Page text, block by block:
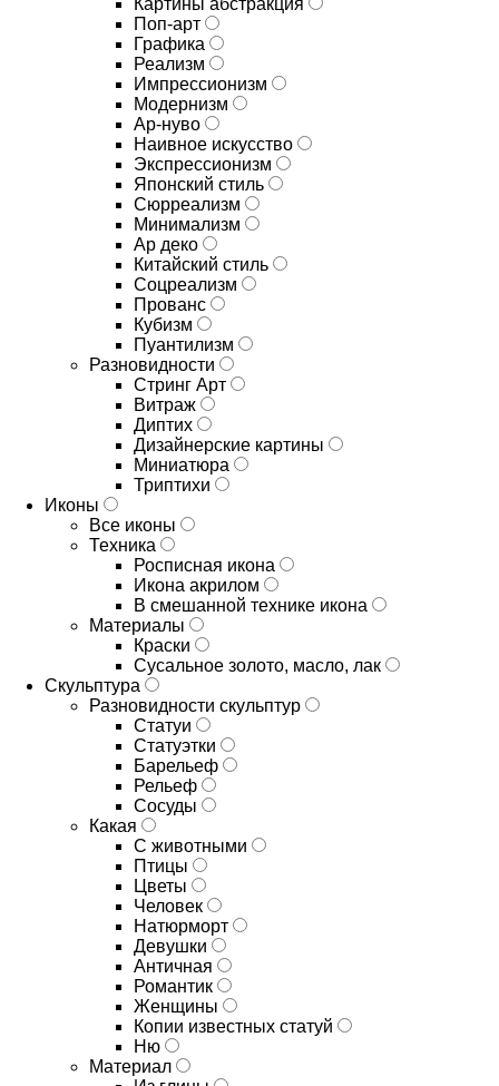
Картины абстракция
Поп-арт
Графика
Реализм
Импрессионизм
Модернизм
Ар-нуво
Наивное искусство
Экспрессионизм
Японский стиль
Сюрреализм
Минимализм
Ар деко
Китайский стиль
Соцреализм
Прованс
Кубизм
Пуантилизм
Разновидности
Стринг Арт
Витраж
Диптих
Дизайнерские картины
Миниатюра
Триптихи
Иконы
Все иконы
Техника
Росписная икона
Икона акрилом
В смешанной технике икона
Материалы
Краски
Сусальное золото, масло, лак
Скульптура
Разновидности скульптур
Статуи
Статуэтки
Барельеф
Рельеф
Сосуды
Какая
С животными
Птицы
Цветы
Человек
Натюрморт
Девушки
Античная
Романтик
Женщины
Копии известных статуй
Ню
Материал